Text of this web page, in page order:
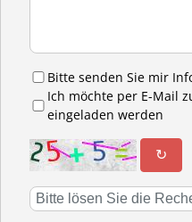
Bitte senden Sie mir
Ich möchte per E-Mail
eingeladen werden
↻